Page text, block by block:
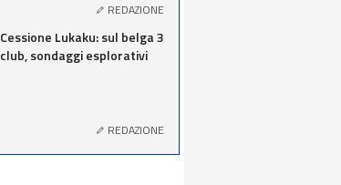
REDAZIONE
Cessione Lukaku: sul belga 3
club, sondaggi esplorativi
REDAZIONE